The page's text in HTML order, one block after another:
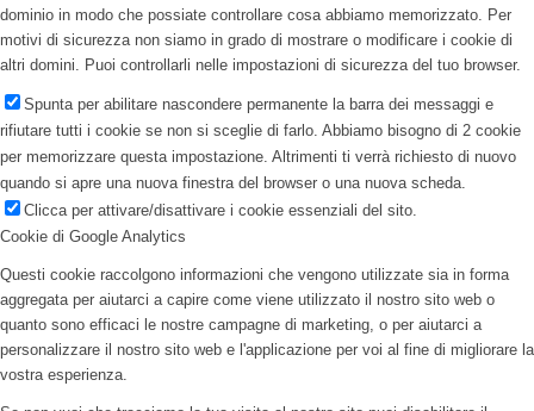
dominio in modo che possiate controllare cosa abbiamo memorizzato. Per
motivi di sicurezza non siamo in grado di mostrare o modificare i cookie di
altri domini. Puoi controllarli nelle impostazioni di sicurezza del tuo browser.
Spunta per abilitare nascondere permanente la barra dei messaggi e
rifiutare tutti i cookie se non si sceglie di farlo. Abbiamo bisogno di 2 cookie
per memorizzare questa impostazione. Altrimenti ti verrà richiesto di nuovo
quando si apre una nuova finestra del browser o una nuova scheda.
Clicca per attivare/disattivare i cookie essenziali del sito.
Cookie di Google Analytics
Questi cookie raccolgono informazioni che vengono utilizzate sia in forma
aggregata per aiutarci a capire come viene utilizzato il nostro sito web o
quanto sono efficaci le nostre campagne di marketing, o per aiutarci a
personalizzare il nostro sito web e l'applicazione per voi al fine di migliorare la
vostra esperienza.